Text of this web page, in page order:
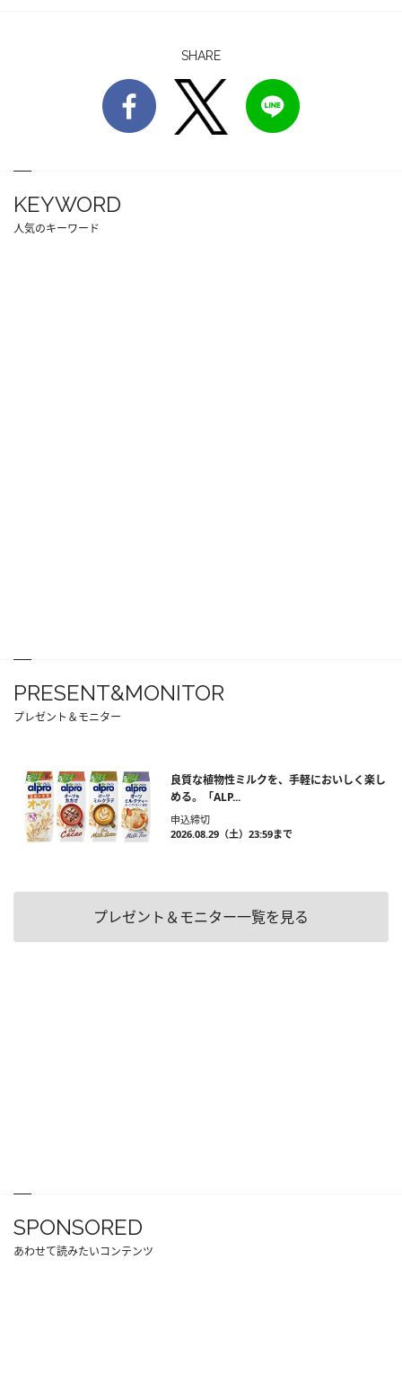
SHARE
KEYWORD
人気のキーワード
PRESENT&MONITOR
プレゼント＆モニター
良質な植物性ミルクを、手軽においしく楽し
める。「ALP...
申込締切
2026.08.29（土）23:59まで
プレゼント＆モニター一覧を見る
SPONSORED
あわせて読みたいコンテンツ